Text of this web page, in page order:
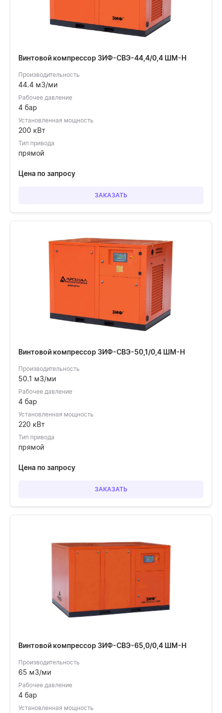
Винтовой компрессор ЗИФ-СВЭ-44,4/0,4 ШМ-Н
Производительность
44.4 м3/ми
Рабочее давление
4 бар
Установленная мощность
200 кВт
Тип привода
прямой
Цена по запросу
ЗАКАЗАТЬ
Винтовой компрессор ЗИФ-СВЭ-50,1/0,4 ШМ-Н
Производительность
50.1 м3/ми
Рабочее давление
4 бар
Установленная мощность
220 кВт
Тип привода
прямой
Цена по запросу
ЗАКАЗАТЬ
Винтовой компрессор ЗИФ-СВЭ-65,0/0,4 ШМ-Н
Производительность
65 м3/ми
Рабочее давление
4 бар
Установленная мощность